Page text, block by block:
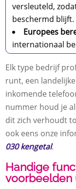
versleuteld,
beschermd blijft.
Europees
internationaal
Elk type bedrijf
runt, een
inkomende
nummer houd je
dit zich verhoudt
ook eens onze
030 kengetal.
Handige
voorbeelden